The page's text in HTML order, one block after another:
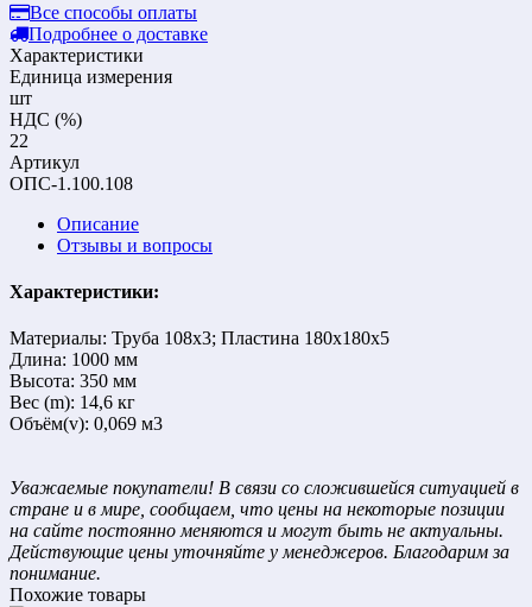
Все способы оплаты
Подробнее о доставке
Характеристики
Единица измерения
шт
НДС (%)
22
Артикул
ОПС-1.100.108
Описание
Отзывы и вопросы
Характеристики:
Материалы: Труба 108х3; Пластина 180х180х5
Длина: 1000 мм
Высота: 350 мм
Вес (m): 14,6 кг
Объём(v): 0,069 м3
Уважаемые покупатели! В связи со сложившейся ситуацией в
стране и в мире, сообщаем, что цены на некоторые позиции
на сайте постоянно меняются и могут быть не актуальны.
Действующие цены уточняйте у менеджеров. Благодарим за
понимание.
Похожие товары